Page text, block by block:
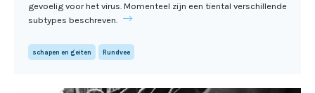
gevoelig voor het virus. Momenteel zijn een tiental verschillende
subtypes beschreven.
schapen en geiten Rundvee